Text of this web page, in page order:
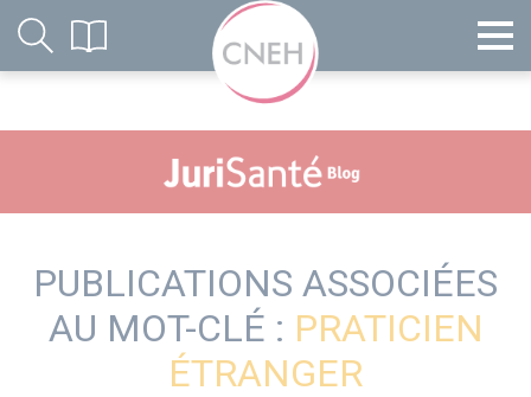
PUBLICATIONS ASSOCIÉES
AU MOT-CLÉ : PRATICIEN
ÉTRANGER